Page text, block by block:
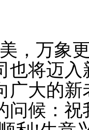
，万象
也将迈入
广大的
问候：